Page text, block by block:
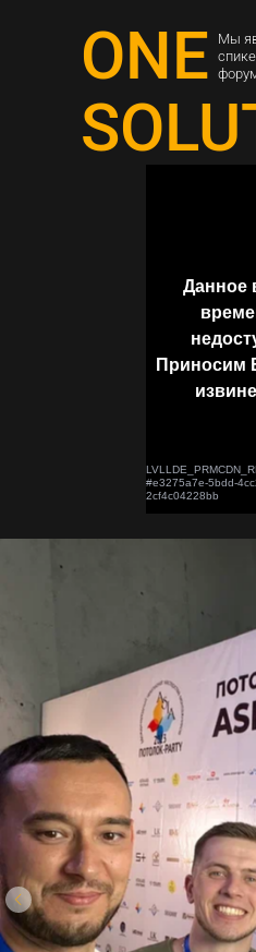
ONE
Мы